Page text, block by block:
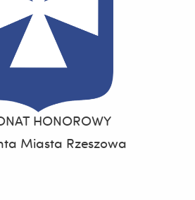
HONOROWY
Miasta Rzeszowa